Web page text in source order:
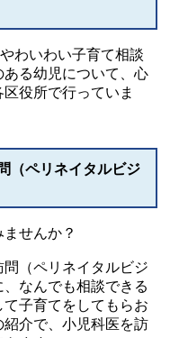
わいわい子育て相談
る幼児について、心
役所で行っていま
（ペリネイタルビジ
せんか？
（ペリネイタルビジ
なんでも相談できる
子育てをしてもらお
介で、小児科医を訪